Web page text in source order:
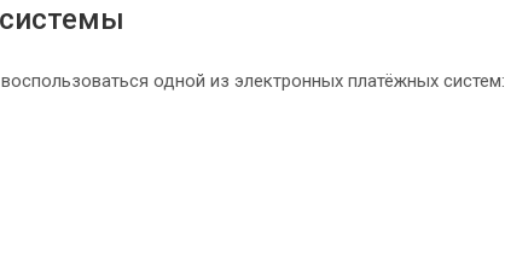
одной из электронных платёжных систем: